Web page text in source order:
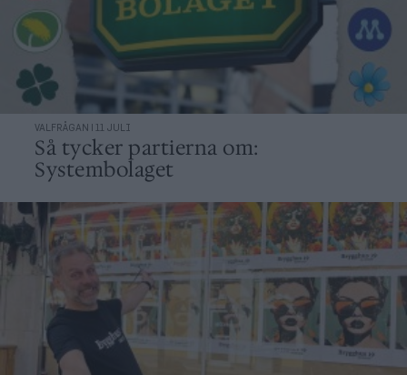
VALFRÅGAN | 11 JULI
Så tycker partierna om:
Systembolaget